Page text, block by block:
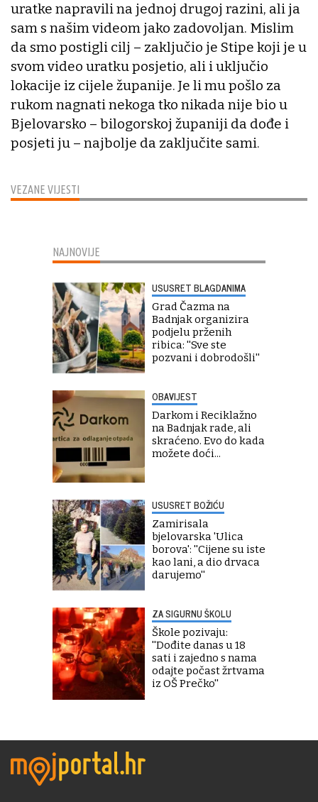
VEZANE VIJESTI
uratke napravili na jednoj drugoj razini, ali ja
sam s našim videom jako zadovoljan. Mislim
da smo postigli cilj – zaključio je Stipe koji je u
svom video uratku posjetio, ali i uključio
lokacije iz cijele županije. Je li mu pošlo za
rukom nagnati nekoga tko nikada nije bio u
Bjelovarsko – bilogorskoj županiji da dođe i
posjeti ju – najbolje da zaključite sami.
NAJNOVIJE
USUSRET BLAGDANIMA
Grad Čazma na
Badnjak organizira
podjelu prženih
ribica: ''Sve ste
pozvani i dobrodošli''
OBAVIJEST
Darkom i Reciklažno
na Badnjak rade, ali
skraćeno. Evo do kada
možete doći...
USUSRET BOŽIĆU
Zamirisala
bjelovarska 'Ulica
borova': ''Cijene su iste
kao lani, a dio drvaca
darujemo''
ZA SIGURNU ŠKOLU
Škole pozivaju:
''Dođite danas u 18
sati i zajedno s nama
odajte počast žrtvama
iz OŠ Prečko''